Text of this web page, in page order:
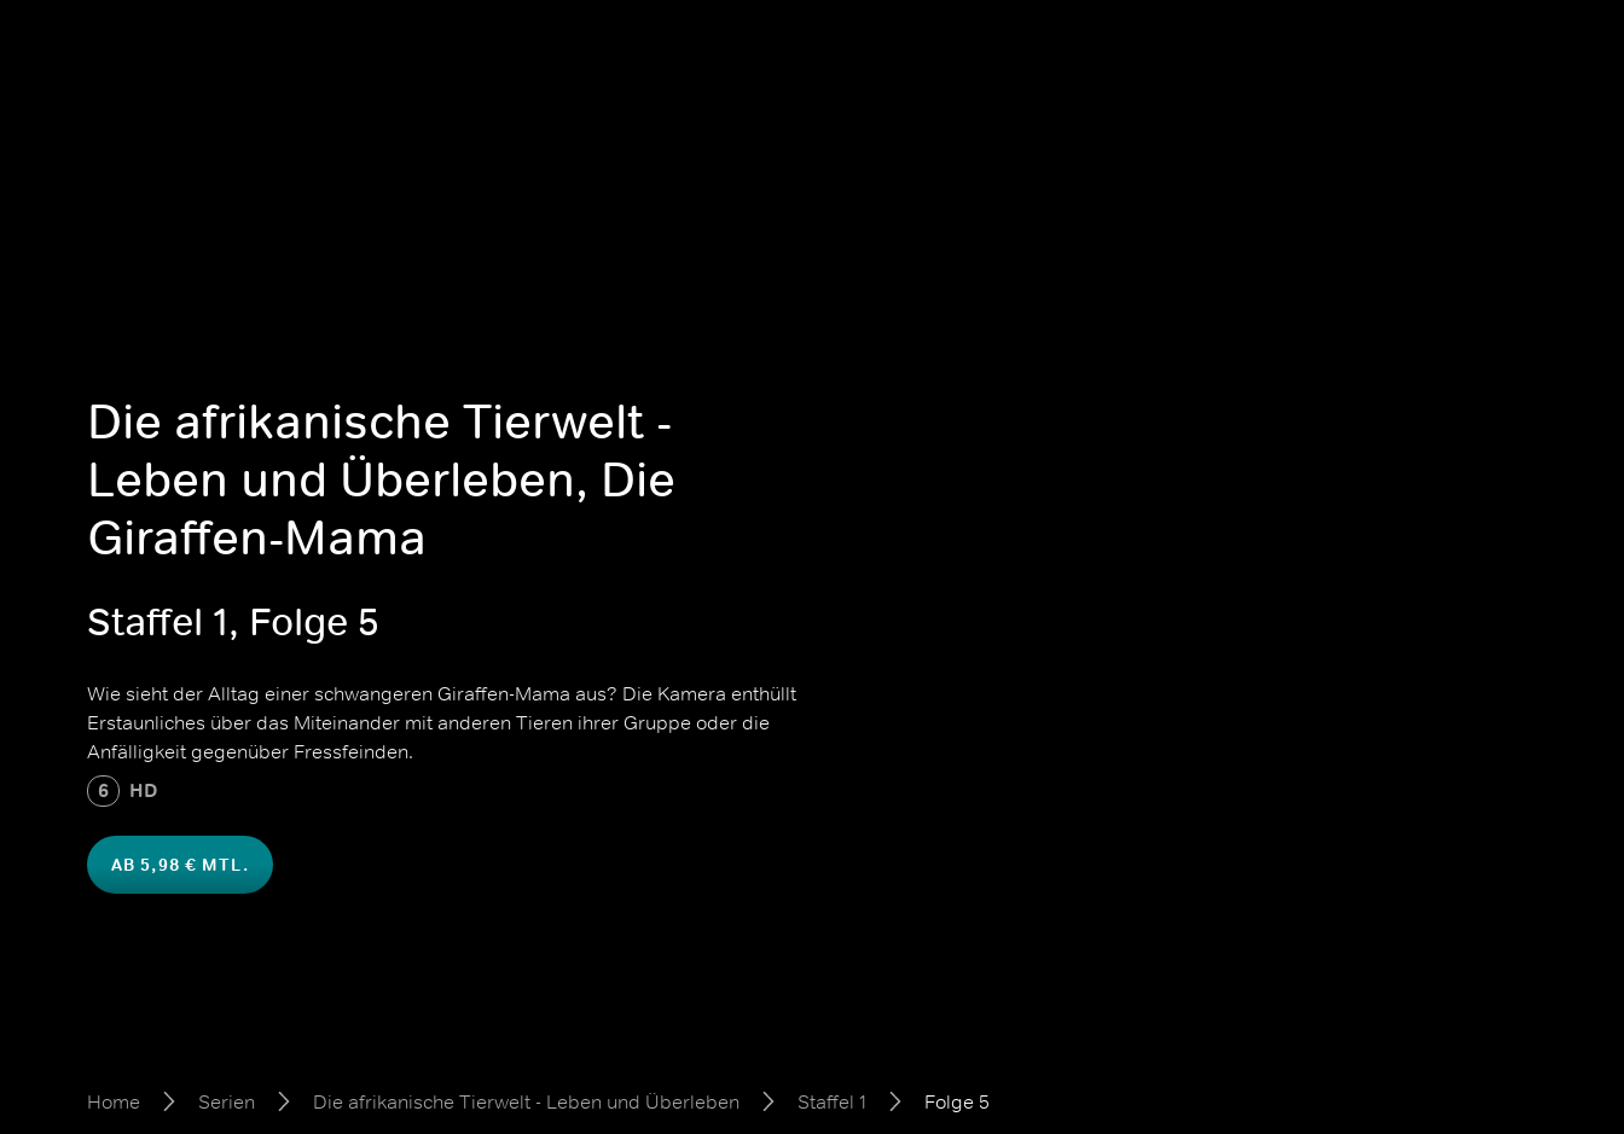
Die afrikanische Tierwelt -
Leben und Überleben, Die
Giraffen-Mama
Staffel 1, Folge 5
Wie sieht der Alltag einer schwangeren Giraffen-Mama aus? Die Kamera enthüllt
Erstaunliches über das Miteinander mit anderen Tieren ihrer Gruppe oder die
Anfälligkeit gegenüber Fressfeinden.
6 HD
AB 5,98 € MTL.
Home Serien Die afrikanische Tierwelt - Leben und Überleben Staffel 1 Folge 5